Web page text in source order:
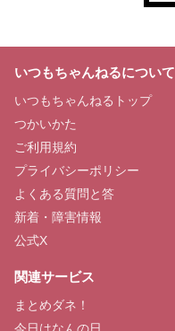
いつもちゃんねるについて
いつもちゃんねるトップ
つかいかた
ご利用規約
プライバシーポリシー
よくある質問と答
新着・障害情報
公式X
関連サービス
まとめダネ！